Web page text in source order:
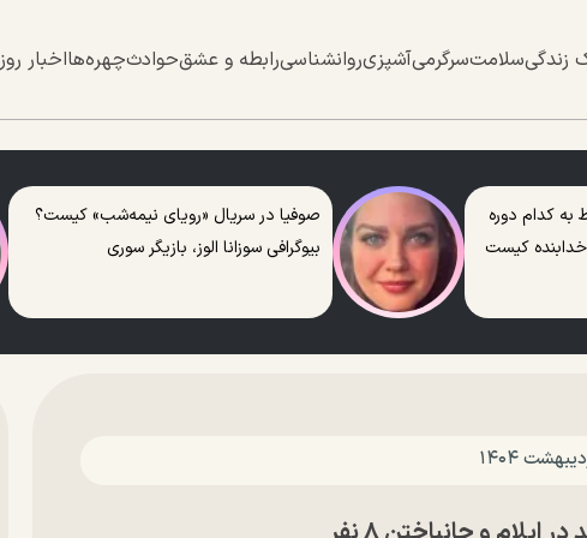
زندگیسلامتسرگرمیآشپزیروانشناسیرابطه و عشقحوادثچهره‌هااخبار روز
کدام دوره
کیست
صوفیا در سریال «رویای نیمه‌شب» کیست؟
بیوگرافی سوزانا الوز، بازیگر سوری